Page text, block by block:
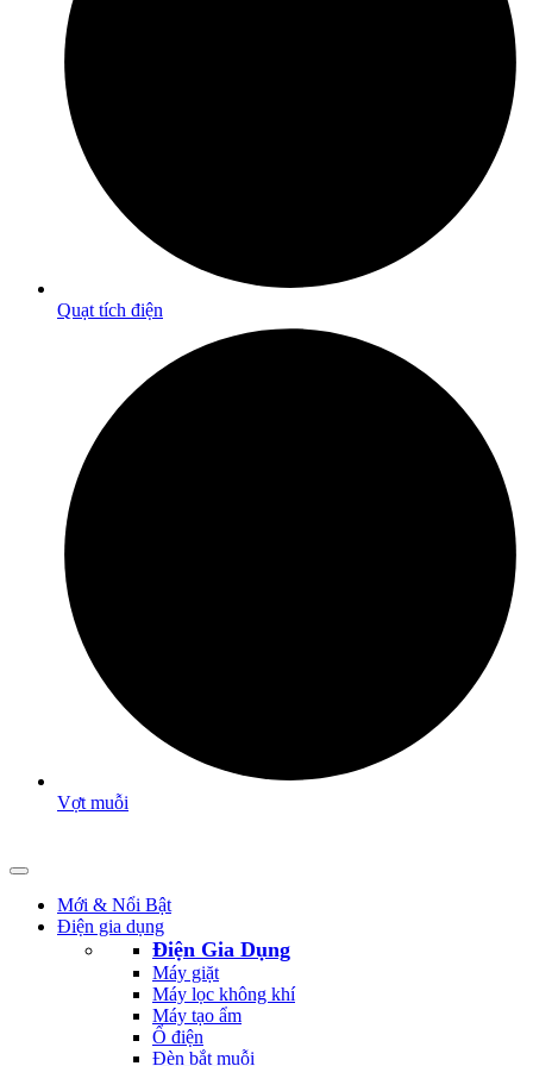
Quạt tích điện
Vợt muỗi
Mới & Nổi Bật
Điện gia dụng
Điện Gia Dụng
Máy giặt
Máy lọc không khí
Máy tạo ẩm
Ổ điện
Đèn bắt muỗi